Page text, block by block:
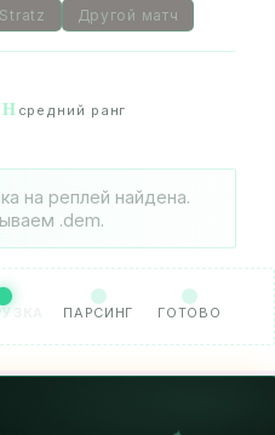
Stratz Другой матч
средний ранг
на реплей найдена.
.dem.
ПАРСИНГ ГОТОВО